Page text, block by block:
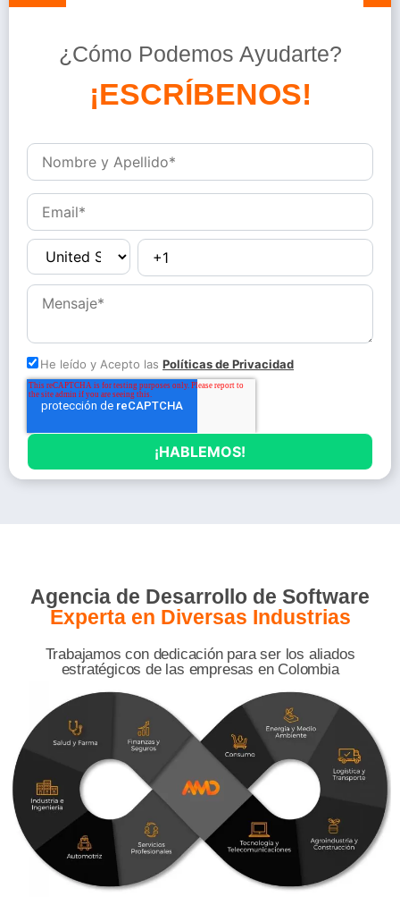
¿Cómo Podemos Ayudarte?
! D
He leído y Acepto las Políticas de Privacidad
Agencia de Desarrollo de Software
Experta en Diversas Industrias
Trabajamos con dedicación para ser los aliados
estratégicos de las empresas en Colombia